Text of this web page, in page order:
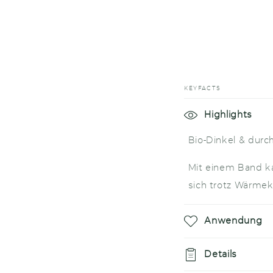
KEYFACTS
E
i
k
l
a
p
Highlights
Bio-Dinkel &
Mit einem Band
sich trotz
Anwendung
Details